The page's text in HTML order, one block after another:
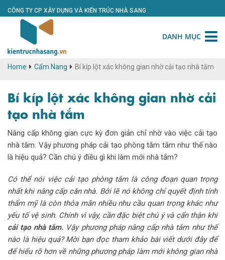
CÔNG TY CP XÂY DỰNG VÀ KIẾN TRÚC NHÀ SANG
DANH MỤC
Home Cẩm Nang Bí kíp lột xác không gian nhờ cải tạo nhà tắm
Bí kíp lột xác không gian nhờ cải
tạo nhà tắm
Nâng cấp không gian cực kỳ đơn giản chỉ nhờ vào việc cải tạo
nhà tắm. Vậy phương pháp cải tạo phòng tắm tắm như thế nào
là hiệu quả? Cần chú ý điều gì khi làm mới nhà tắm?
Có thể nói việc cải tạo phòng tắm là công đoạn quan trọng
nhất khi nâng cấp căn nhà. Bởi lẽ nó không chỉ quyết định tính
thẩm mỹ là còn thỏa mãn nhiều nhu cầu quan trọng khác như
yếu tố vệ sinh. Chính vì vậy, cần đặc biệt chú ý và cẩn thận khi
cải tạo nhà tắm. Vậy phương pháp nâng cấp nhà tắm như thế
nào là hiệu quả? Mời bạn đọc tham khảo bài viết dưới đây để
để hiểu rõ hơn về những phương pháp làm mới không gian nhà